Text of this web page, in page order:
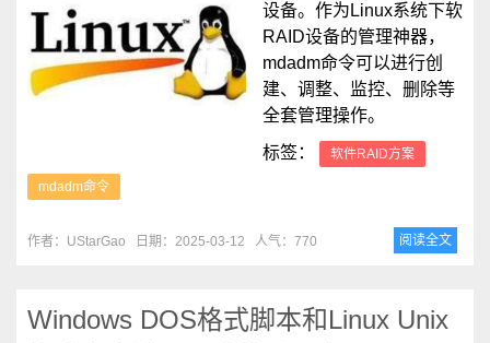
设备。作为Linux系统下软
RAID设备的管理神器，
mdadm命令可以进行创
建、调整、监控、删除等
全套管理操作。
标签：
软件RAID方案
mdadm命令
作者：UStarGao 日期：2025-03-12 人气：770 阅读全文
Windows DOS格式脚本和Linux Unix